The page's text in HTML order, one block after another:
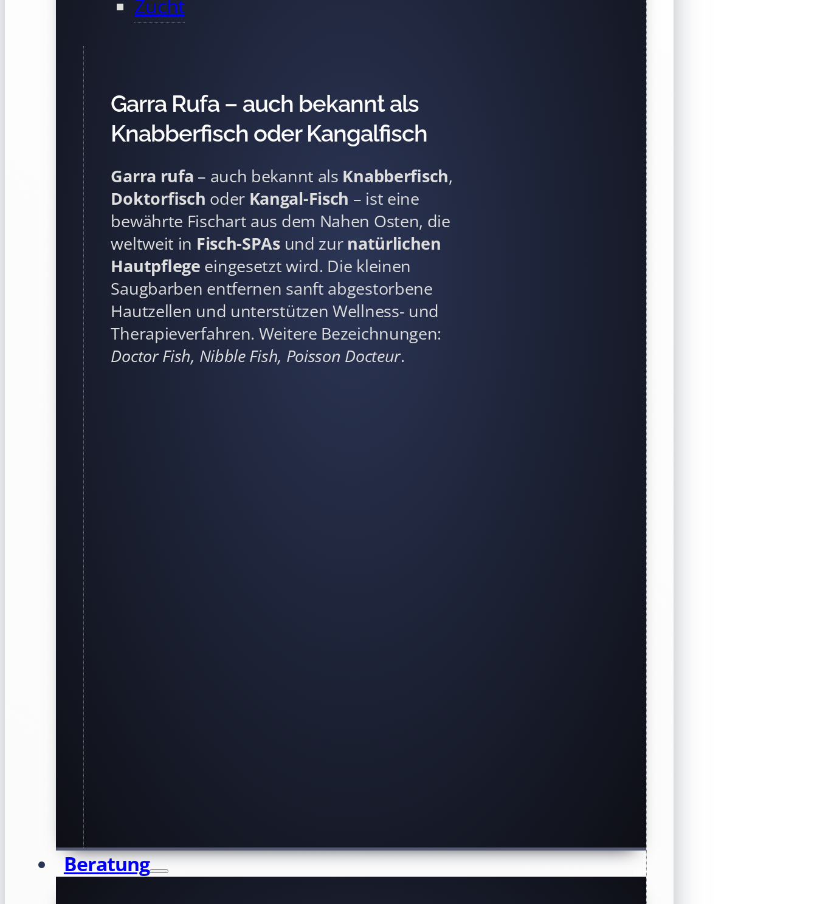
Zucht
Garra Rufa – auch bekannt als
Knabberfisch oder Kangalfisch
Garra rufa – auch bekannt als Knabberfisch,
Doktorfisch oder Kangal-Fisch – ist eine
bewährte Fischart aus dem Nahen Osten, die
weltweit in Fisch-SPAsund zur natürlichen
Hautpflege eingesetzt wird. Die kleinen
Saugbarben entfernen sanft abgestorbene
Hautzellen und unterstützen Wellness- und
Therapieverfahren. Weitere Bezeichnungen:
Doctor Fish, Nibble Fish, Poisson Docteur.
Beratung